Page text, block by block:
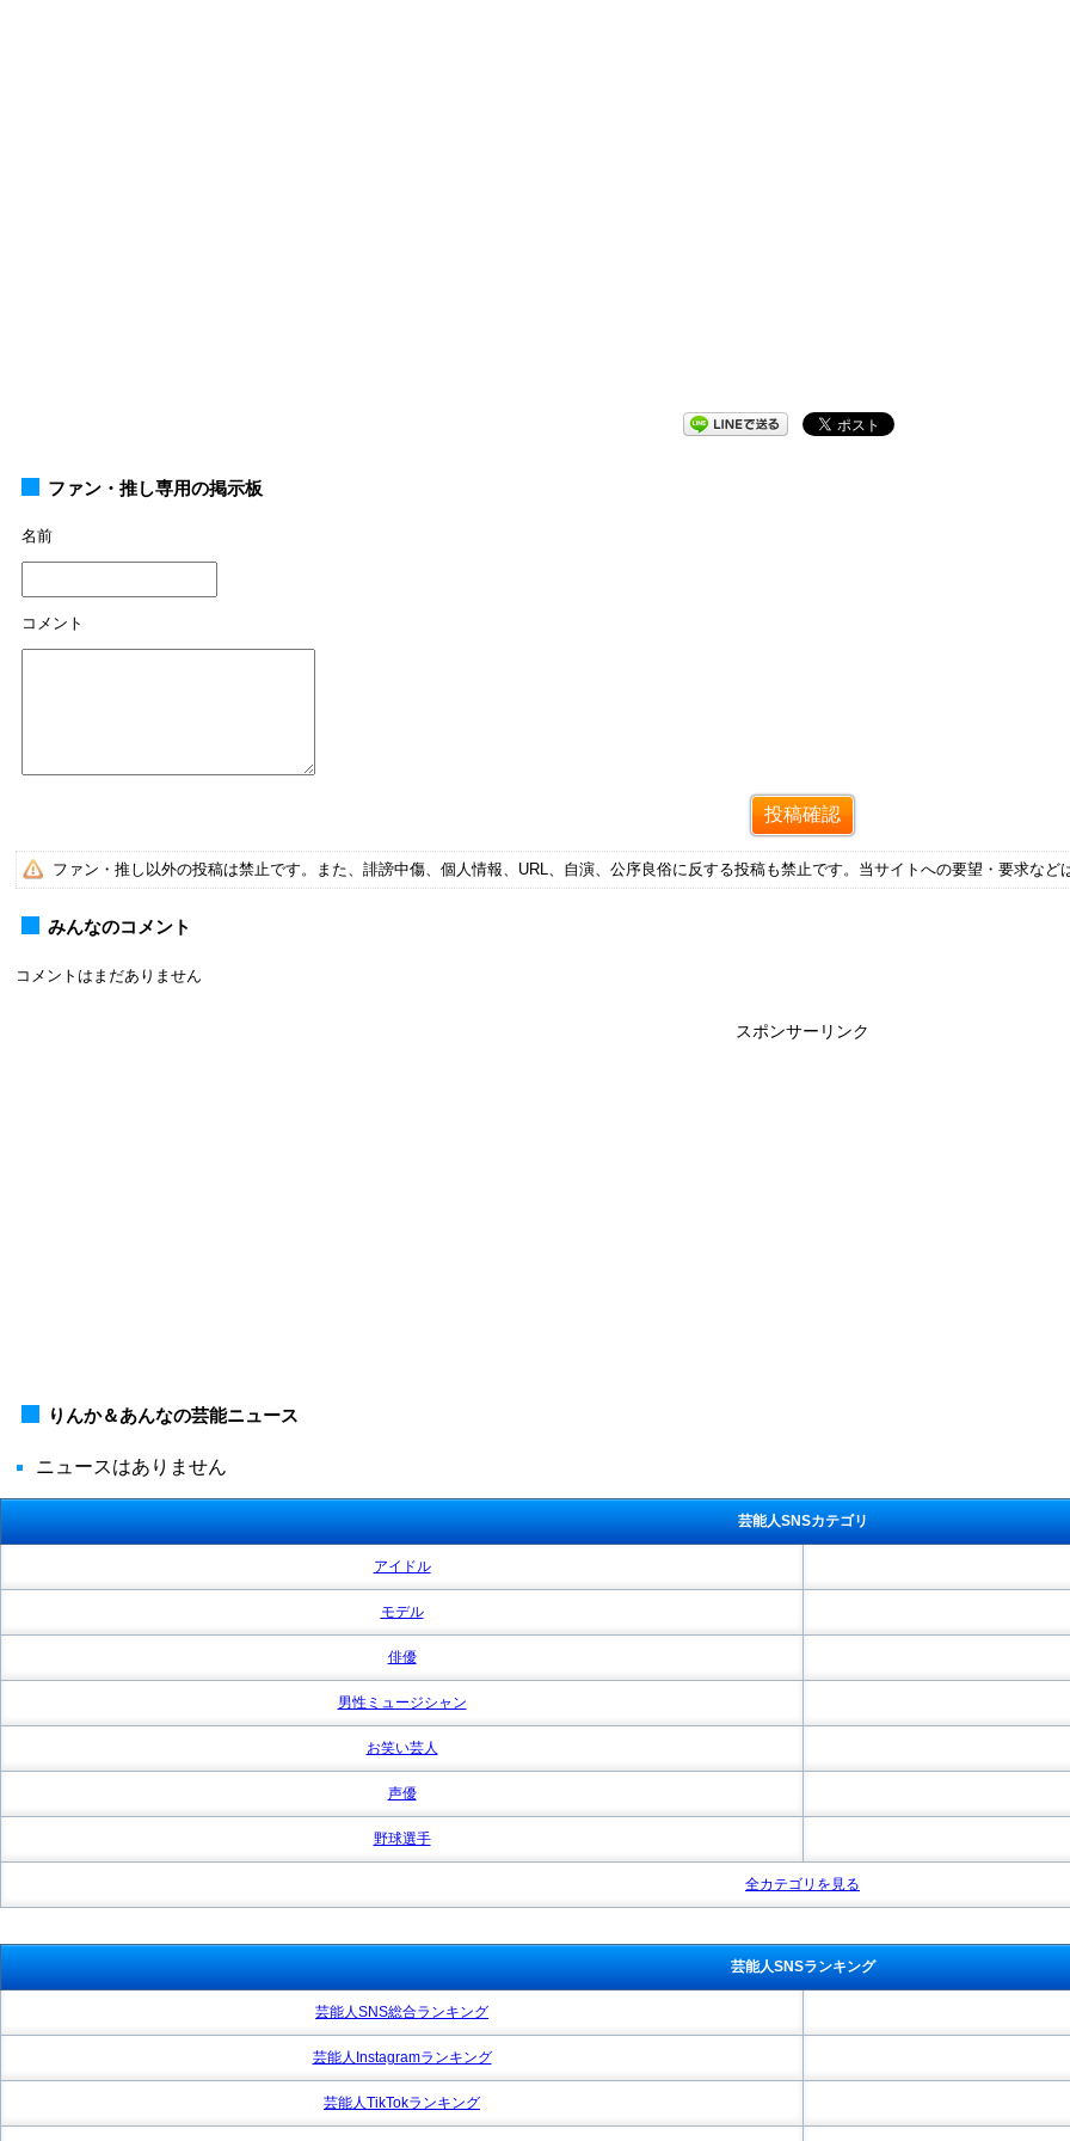
ファン・推し専用の掲示板
名前
コメント
ファン・推し以外の投稿は禁止です。また、誹謗中傷、個人情報、URL、自演、公序良俗に反する投稿も禁止です。当サイトへの要望・要求など
みんなのコメント
コメントはまだありません
スポンサーリンク
りんか＆あんなの芸能ニュース
ニュースはありません
芸能人SNSカテゴリ
アイドル
モデル
俳優
男性ミュージシャン
お笑い芸人
声優
野球選手
全カテゴリを見る
芸能人SNSランキング
芸能人SNS総合ランキング
芸能人Instagramランキング
芸能人TikTokランキング